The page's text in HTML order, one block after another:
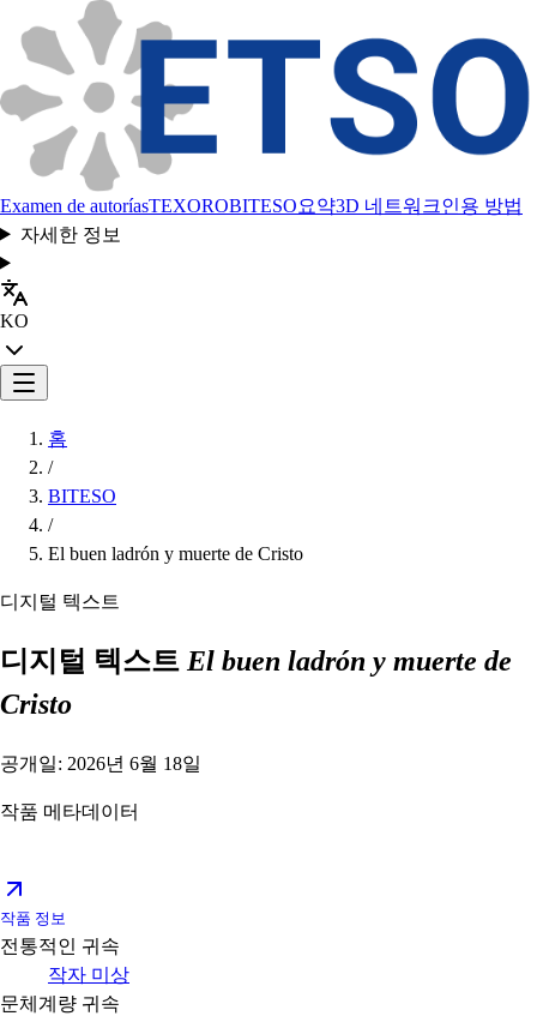
Examen de autoríasTEXOROBITESO요약3D 네트워크인용 방법
자세한 정보
KO
홈
/
BITESO
/
El buen ladrón y muerte de Cristo
디지털 텍스트
디지털 텍스트 El buen ladrón y muerte de
Cristo
공개일: 2026년 6월 18일
작품 메타데이터
작품 정보
전통적인 귀속
작자 미상
문체계량 귀속